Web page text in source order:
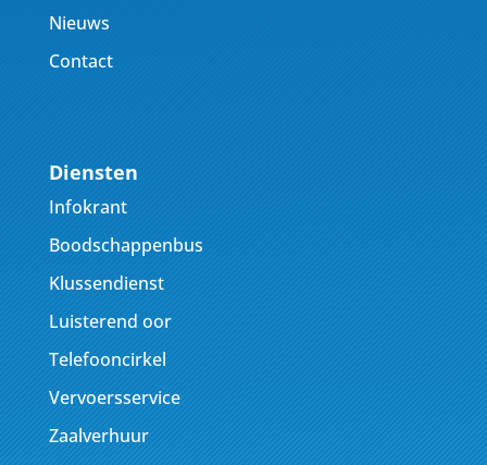
Nieuws
Contact
Diensten
Infokrant
Boodschappenbus
Klussendienst
Luisterend oor
Telefooncirkel
Vervoersservice
Zaalverhuur